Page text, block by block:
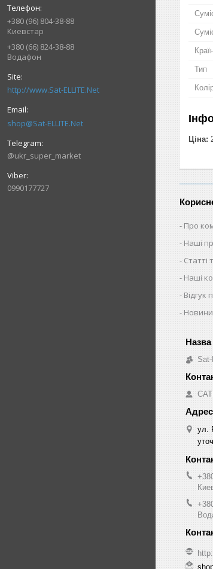
+380 (96) 804-38-88
Киевстар
+380 (66) 824-38-88
Водафон
http://www.Sat-ELLITE.Net
shop@Sat-ELLITE.Net
@ukr_super_market
0990177727
Тип
Ціна:
Про
Наші
Статті
Наші
Відгук
Новини
ул.